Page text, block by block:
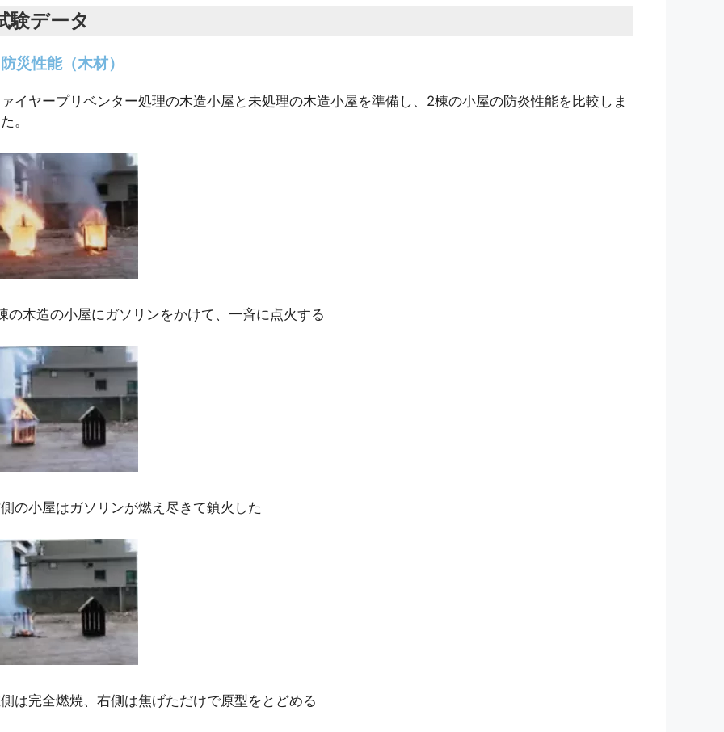
験データ
災性能（木材）
イヤープリベンター処理の木造小屋と未処理の木造小屋を準備し、2棟の小屋の防炎性能を比較しま
。
の木造の小屋にガソリンをかけて、一斉に点火する
の小屋はガソリンが燃え尽きて鎮火した
は完全燃焼、右側は焦げただけで原型をとどめる